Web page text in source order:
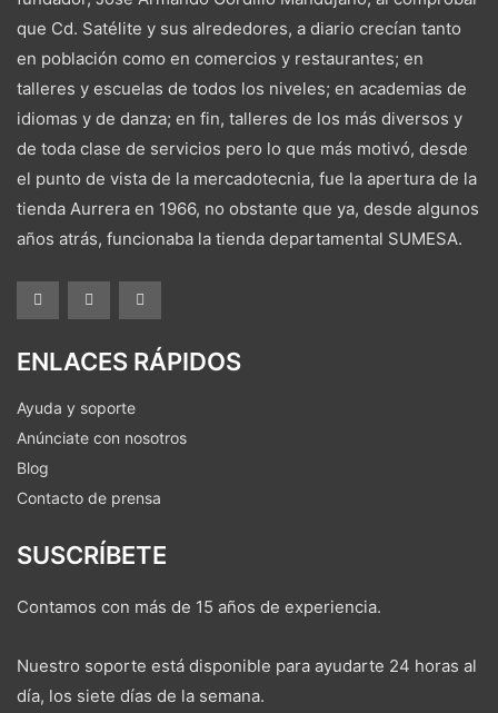
que Cd. Satélite y sus alrededores, a diario crecían tanto
en población como en comercios y restaurantes; en
talleres y escuelas de todos los niveles; en academias de
idiomas y de danza; en fin, talleres de los más diversos y
de toda clase de servicios pero lo que más motivó, desde
el punto de vista de la mercadotecnia, fue la apertura de la
tienda Aurrera en 1966, no obstante que ya, desde algunos
años atrás, funcionaba la tienda departamental SUMESA.
ENLACES RÁPIDOS
Ayuda y soporte
Anúnciate con nosotros
Blog
Contacto de prensa
SUSCRÍBETE
Contamos con más de 15 años de experiencia.
Nuestro soporte está disponible para ayudarte 24 horas al
día, los siete días de la semana.